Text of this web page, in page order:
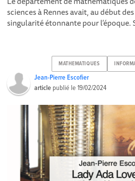
sciences à Rennes avait, au début
singularité étonnante pour l’époque.
MATHEMATIQUES
Jean-Pierre Escofier
article publié le19/02/2024